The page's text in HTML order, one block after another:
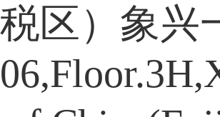
税区）象